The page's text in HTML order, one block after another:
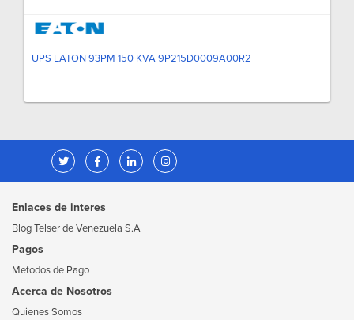
UPS EATON 93PM 150 KVA 9P215D0009A00R2
Enlaces de interes
Blog Telser de Venezuela S.A
Pagos
Metodos de Pago
Acerca de Nosotros
Quienes Somos